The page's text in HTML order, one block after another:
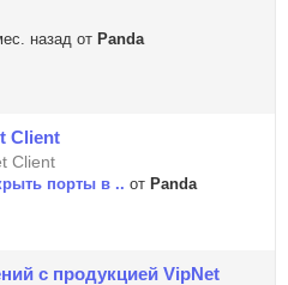
назад от Panda
Client
Client
порты в .. от Panda
с продукцией VipNet